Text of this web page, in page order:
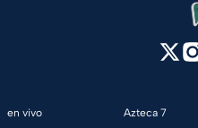
en vivo
Azteca 7